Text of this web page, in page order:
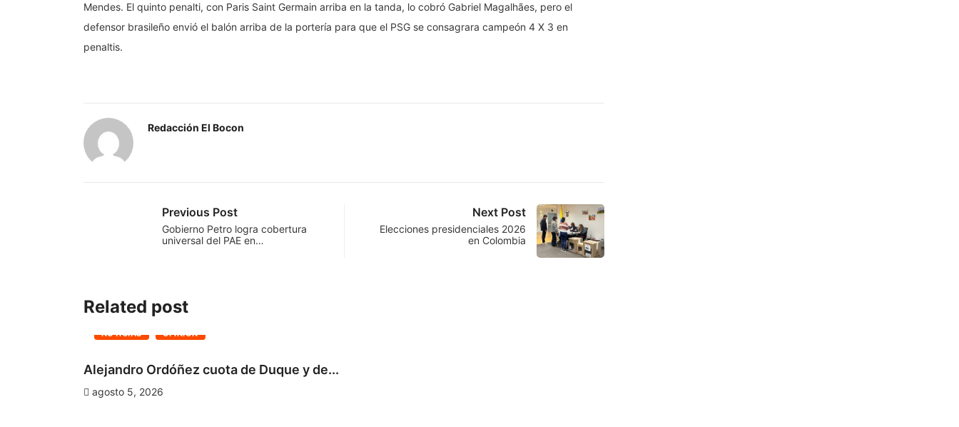
Mendes. El quinto penalti, con Paris Saint Germain arriba en la tanda, lo cobró Gabriel Magalhães, pero el
defensor brasileño envió el balón arriba de la portería para que el PSG se consagrara campeón 4 X 3 en
penaltis.
Redacción El Bocon
Previous Post
Gobierno Petro logra cobertura
universal del PAE en…
Next Post
Elecciones presidenciales 2026
en Colombia
Related post
NOTICIAS OPINIÓN
Alejandro Ordóñez cuota de Duque y de...
agosto 5, 2026